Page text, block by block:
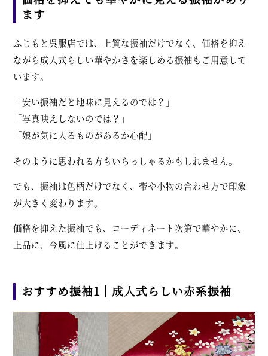
ます
ふじもと呉服店では、上質な振袖だけでなく、価格を抑え
ながら成人式らしい華やかさを楽しめる振袖もご用意して
います。
「安い振袖だと地味に見えるのでは？」
「写真映えしないのでは？」
「娘が気に入るものがあるか心配」
そのように思われる方もいらっしゃるかもしれません。
でも、振袖は色柄だけでなく、帯や小物の合わせ方で印象
が大きく変わります。
価格を抑えた振袖でも、コーディネート次第で華やかに、
上品に、今風に仕上げることができます。
おすすめ振袖1｜成人式らしい赤系振袖